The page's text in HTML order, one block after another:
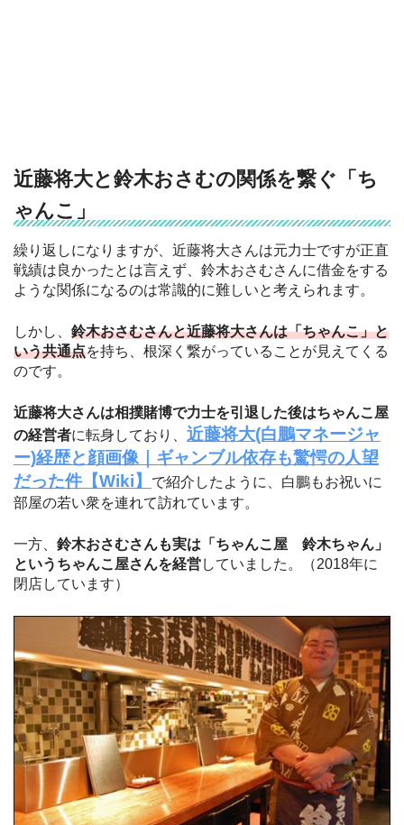
近藤将大と鈴木おさむの関係を繋ぐ「ち
ゃんこ」
繰り返しになりますが、近藤将大さんは元力士ですが正直
戦績は良かったとは言えず、鈴木おさむさんに借金をする
ような関係になるのは常識的に難しいと考えられます。
しかし、 鈴木おさむさんと近藤将大さんは「ちゃんこ」と
いう共通点を持ち、根深く繋がっていることが見えてくる
のです。
近藤将大さんは相撲賭博で力士を引退した後はちゃんこ屋
の経営者に転身しており、 近藤将大(白鵬マネージャ
ー)経歴と顔画像｜ギャンブル依存も驚愕の人望
だった件【Wiki】
で紹介したように、白鵬もお祝いに
部屋の若い衆を連れて訪れています。
一方、 鈴木おさむさんも実は「ちゃんこ屋 鈴木ちゃん」
というちゃんこ屋さんを経営していました。（2018年に
閉店しています）